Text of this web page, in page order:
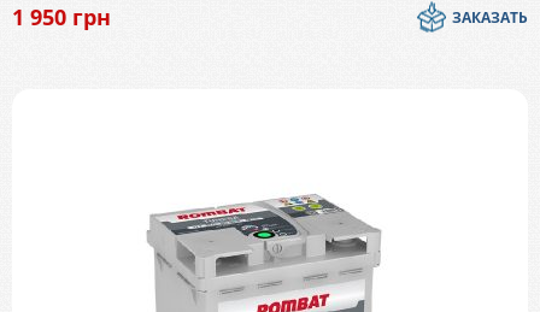
1 950 грн ЗАКАЗАТЬ